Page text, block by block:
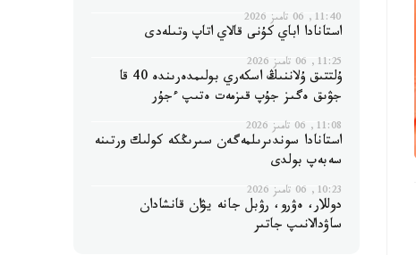
11:40, 06 تامىز 2026
استانادا اباي كۇنى قالاي اتاپ وتىلەدى
11:25, 06 تامىز 2026
ۇلتتىق ۇلاننىڭ اسكەري بولىمدەرىندە 40 قا
جۋىق ەگىز جۇپ قىزمەت ەتىپ ءجۇر
11:08, 06 تامىز 2026
استانادا سوندىرىلمەگەن سىرىڭكە كولىك ورتىنە
سەبەپ بولدى
10:23, 06 تامىز 2026
دوللار، ەۋرو، رۋبل جانە يۋان قانشادان
ساۋدالانىپ جاتىر